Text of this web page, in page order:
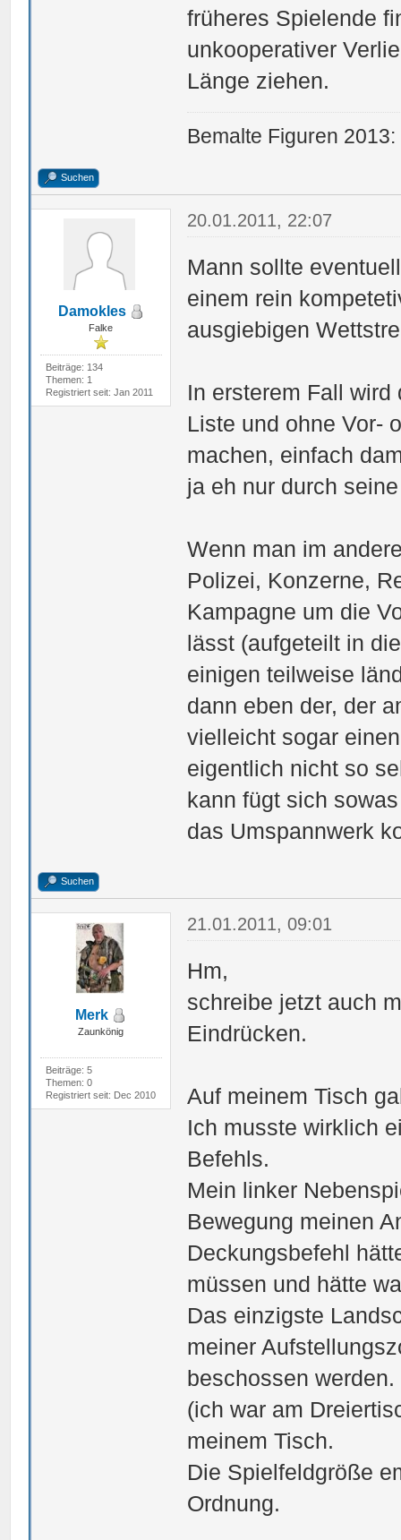
früheres Spielende
unkooperativer
Länge ziehen.
Bemalte Figuren
Suchen
Damokles
Falke
Beiträge: 134
Themen: 1
Registriert seit: Jan 2011
20.01.2011, 22:07
Mann sollte
einem rein
ausgiebigen
In ersterem Fall
Liste und ohne Vor-
machen, einfach
ja eh nur durch
Wenn man im
Polizei, Konzerne,
Kampagne um die
lässt (aufgeteilt in
einigen teilweise
dann eben der, der
vielleicht sogar
eigentlich nicht so
kann fügt sich
das Umspannwerk
Suchen
Merk
Zaunkönig
Beiträge: 5
Themen: 0
Registriert seit: Dec 2010
21.01.2011, 09:01
Hm,
schreibe jetzt auch
Eindrücken.
Auf meinem Tisch
Ich musste wirklich
Befehls.
Mein linker
Bewegung meinen
Deckungsbefehl
müssen und hätte
Das einzigste
meiner
beschossen werden.
(ich war am
meinem Tisch.
Die Spielfeldgröße
Ordnung.